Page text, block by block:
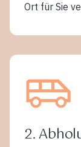
Ort für Sie
2.